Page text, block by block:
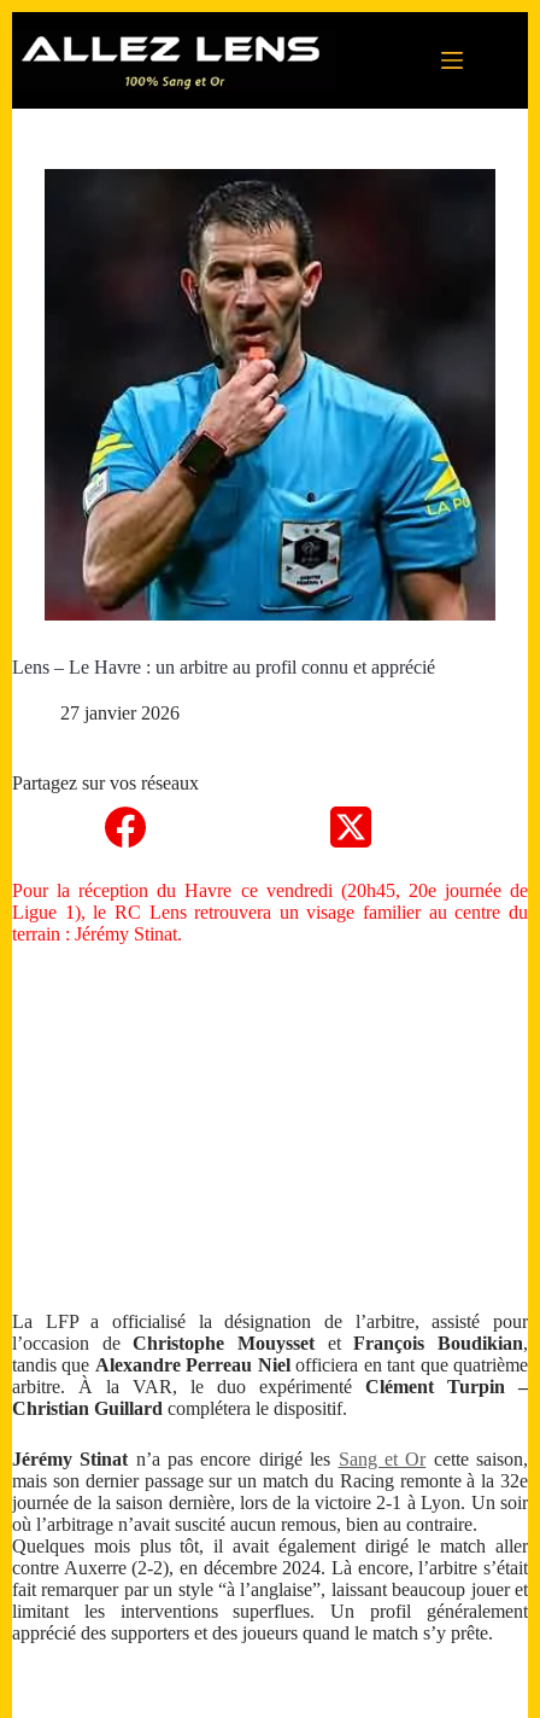
contenu
Lens – Le Havre : un arbitre au profil connu et apprécié
27 janvier 2026
Partagez sur vos réseaux
Pour la réception du Havre ce vendredi (20h45, 20e journée de
Ligue 1), le RC Lens retrouvera un visage familier au centre du
terrain : Jérémy Stinat.
La LFP a officialisé la désignation de l’arbitre, assisté pour
l’occasion deChristophe Mouysset etFrançois Boudikian,
tandis que Alexandre Perreau Nielofficiera en tant que quatrième
arbitre. À la VAR, le duo expérimenté Clément Turpin –
Christian Guillard complétera le dispositif.
Jérémy Stinat n’a pas encore dirigé les Sang et Orcette saison,
mais son dernier passage sur un match du Racing remonte à la 32e
journée de la saison dernière, lors de la victoire 2-1 à Lyon. Un soir
où l’arbitrage n’avait suscité aucun remous, bien au contraire.
Quelques mois plus tôt, il avait également dirigé le match aller
contre Auxerre (2-2), en décembre 2024. Là encore, l’arbitre s’était
fait remarquer par un style “à l’anglaise”, laissant beaucoup jouer et
limitant les interventions superflues. Un profil généralement
apprécié des supporters et des joueurs quand le match s’y prête.